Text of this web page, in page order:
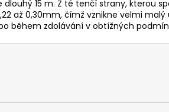
15 m. Z té tenčí strany, kterou
až 0,30mm, čímž vznikne velmi
během zdolávání v obtížných